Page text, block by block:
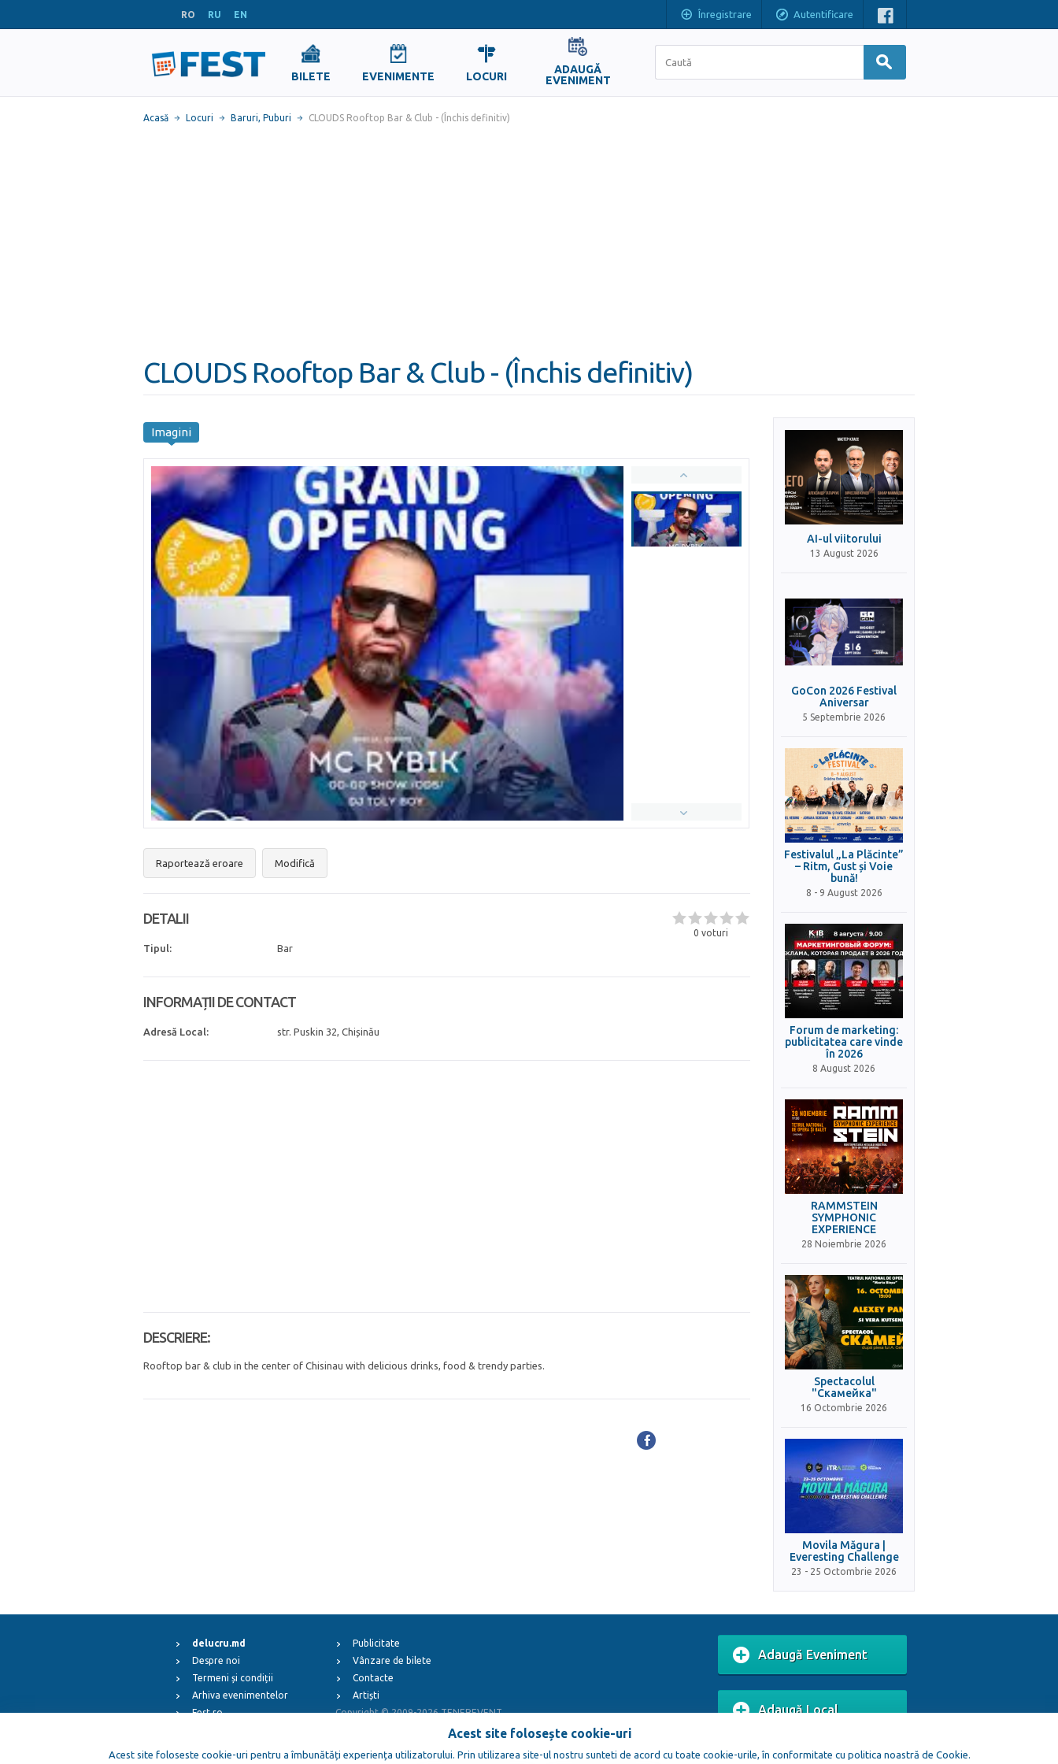
RO RU EN Înregistrare Autentificare
BILETE EVENIMENTE LOCURI
ADAUGĂ
EVENIMENT
Acasă Locuri Baruri, Puburi СLOUDS Rooftop Bar & Club - (Închis definitiv)
СLOUDS Rooftop Bar & Club - (Închis definitiv)
Imagini
Raportează eroare Modifică
0 voturi
DETALII
Tipul: Bar
INFORMAȚII DE CONTACT
Adresă Local: str. Puskin 32, Chișinău
DESCRIERE:
Rooftop bar & club in the center of Сhisinau with delicious drinks, food & trendy parties.
AI-ul viitorului
13 August 2026
GoCon 2026 Festival
Aniversar
5 Septembrie 2026
Festivalul „La Plăcinte”
– Ritm, Gust și Voie
bună!
8 - 9 August 2026
Forum de marketing:
publicitatea care vinde
în 2026
8 August 2026
RAMMSTEIN
SYMPHONIC
EXPERIENCE
28 Noiembrie 2026
Spectacolul
"Скамейка"
16 Octombrie 2026
Movila Măgura |
Everesting Challenge
23 - 25 Octombrie 2026
delucru.md
Despre noi
Termeni și condiții
Arhiva evenimentelor
Fest.ro
Publicitate
Vânzare de bilete
Contacte
Artiști
Copyright © 2009-2026TENEREVENT
Adaugă Eveniment
Adaugă Local
Acest site folosește cookie-uri
Acest site foloseste cookie-uri pentru a îmbunătăți experiența utilizatorului. Prin utilizarea site-ul nostru sunteti de acord cu toate cookie-urile, în conformitate cu politica noastră de Cookie.